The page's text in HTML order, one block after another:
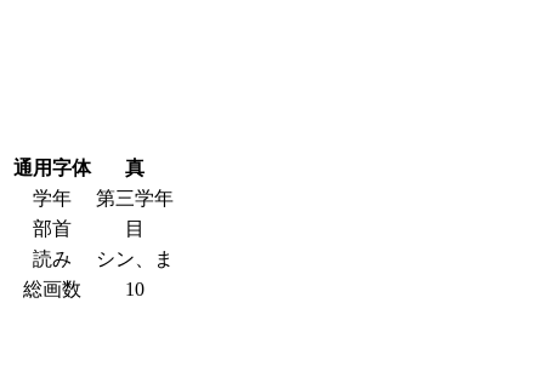
通用字体
真
学年
第三学年
部首
目
読み
シン、ま
総画数
10